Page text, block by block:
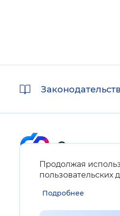
Продолжая
пользовательских
Подробнее
ссылки
Карта сайта
Нашли ошибку на сайте?